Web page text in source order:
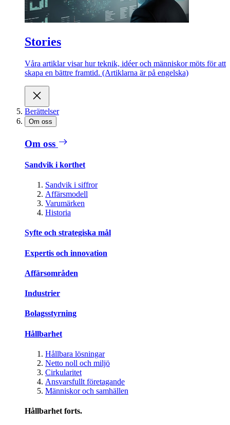
Stories
Våra artiklar visar hur teknik, idéer och människor möts för att
skapa en bättre framtid. (Artiklarna är på engelska)
Berättelser
Om oss
Om oss
Sandvik i korthet
Sandvik i siffror
Affärsmodell
Varumärken
Historia
Syfte och strategiska mål
Expertis och innovation
Affärsområden
Industrier
Bolagsstyrning
Hållbarhet
Hållbara lösningar
Netto noll och miljö
Cirkularitet
Ansvarsfullt företagande
Människor och samhällen
Hållbarhet forts.